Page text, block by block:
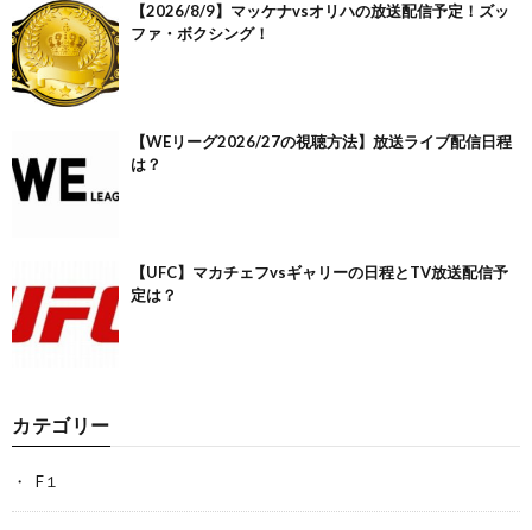
【2026/8/9】マッケナvsオリハの放送配信予定！ズッ
ファ・ボクシング！
【WEリーグ2026/27の視聴方法】放送ライブ配信日程
は？
【UFC】マカチェフvsギャリーの日程とTV放送配信予
定は？
カテゴリー
F１